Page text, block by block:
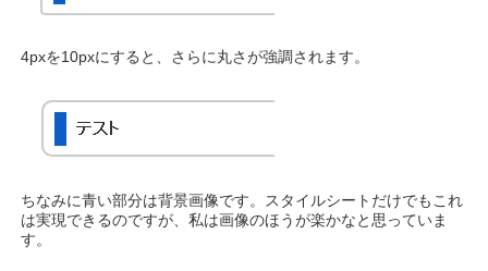
4pxを10pxにすると、さらに丸さが強調されます。
ちなみに青い部分は背景画像です。スタイルシートだけでもこれ
は実現できるのですが、私は画像のほうが楽かなと思っていま
す。